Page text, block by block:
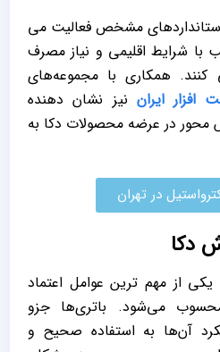
مشخص فعالیت می
با شرایط اقلیمی و نیاز مصرف‌
‌کنند. همکاری با مجموعه‌های
افزار ایران نیز نشان ‌دهنده
محور در عرضه محصولات دکا به
در تهران
دکا
از مهم‌ ترین عوامل اعتماد
می‌شود. باتری‌ها جزو
آن‌ها به استفاده صحیح و